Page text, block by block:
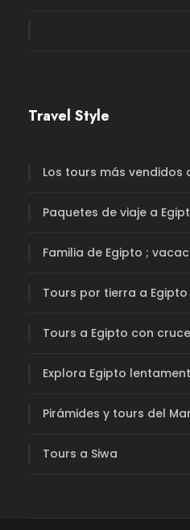
Travel Style
Los tours más vendidos
Paquetes de viaje a
Familia de Egipto ;
Tours por tierra a Egipto
Tours a Egipto con
Explora Egipto
Pirámides y tours del
Tours a Siwa